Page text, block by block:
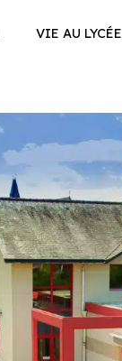
VIE AU LYCÉE